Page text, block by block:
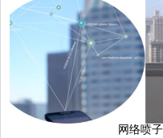
网络喷